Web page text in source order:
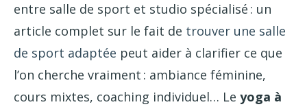
entre salle de sport et studio spécialisé : un
article complet sur le fait de trouver une salle
de sport adaptée peut aider à clarifier ce que
l’on cherche vraiment : ambiance féminine,
cours mixtes, coaching individuel… Le yoga à